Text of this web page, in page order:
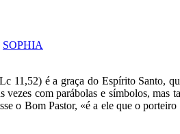
SOPHIA
11,52) é a graça do Espírito Santo,
vezes com parábolas e símbolos,
o Bom Pastor, «é a ele que o